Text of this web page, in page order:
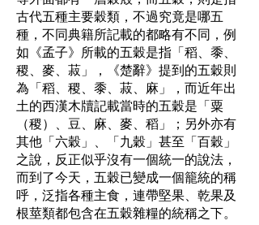
古代五種主要穀類，不過究竟是哪五
種，不同典籍所記載的都略有不同，例
如《孟子》所載的五穀是指「稻、黍、
稷、麥、菽」，《楚辭》提到的五穀則
為「稻、稷、黍、菽、麻」，而近年出
土的西漢木牘記載當時的五穀是「粟
（稷）、豆、麻、麥、稻」；另外亦有
其他「六穀」、「九穀」甚至「百穀」
之說，反正似乎沒有一個統一的說法，
而到了今天，五穀已變成一個籠統的稱
呼，泛指各種主食，連帶堅果、乾果及
根莖類都包含在五穀雜糧的統稱之下。